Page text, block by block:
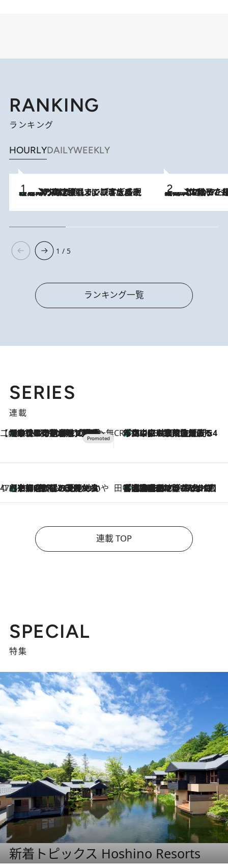
RANKING
ランキング
HOURLYDAILYWEEKLY
2026.8.7
「湘南乃風に憧れて」観客大盛上がりの“タオル回し”に、ラッパー顔負けの高速歌唱まで…さだまさし（74）のアグレッシブすぎる現在地 2026.8.5
【阿川佐和子さんの年とる力】なぜ70代で始めた趣味は“こんなに楽しい”のか？ ピアノ、俳句…スランプに陥っても続けられる“ある秘訣”とは
1 / 5
ランキング一覧
SERIES
連載
【CREA×星野リゾート】唯一無二。癒しと発見が待つ場所へ
2026.8.7
【トンボの足水浴】ヒノキの香りに包まれて涼感マックス！約13℃の湧水かけ流しを避暑地「星野温泉 トンボの湯」で体験 CREA'S CHOICE
2026.8.7
「立川にも歌舞伎があるんだよ」 片岡仁左衛門・市川中車ら豪華座組みで4年目の立川立飛歌舞伎へ
47都道府県の手みやげ ひんやりスイーツで夏を満喫
2026.8.7
【京都府】この夏絶対食べたい 冷やしておいしいおやつ3選 ひと口目から心を掴む新緑のテリーヌ 田中稲の勝手に再ブーム
2026.8.7
「湘南乃風に憧れて」観客大盛上がりの“タオル回し”に、ラッパー顔負けの高速歌唱まで…さだまさし（74）のアグレッシブすぎる現在地
連載 TOP
SPECIAL
特集
新着トピックス Hoshino Resorts